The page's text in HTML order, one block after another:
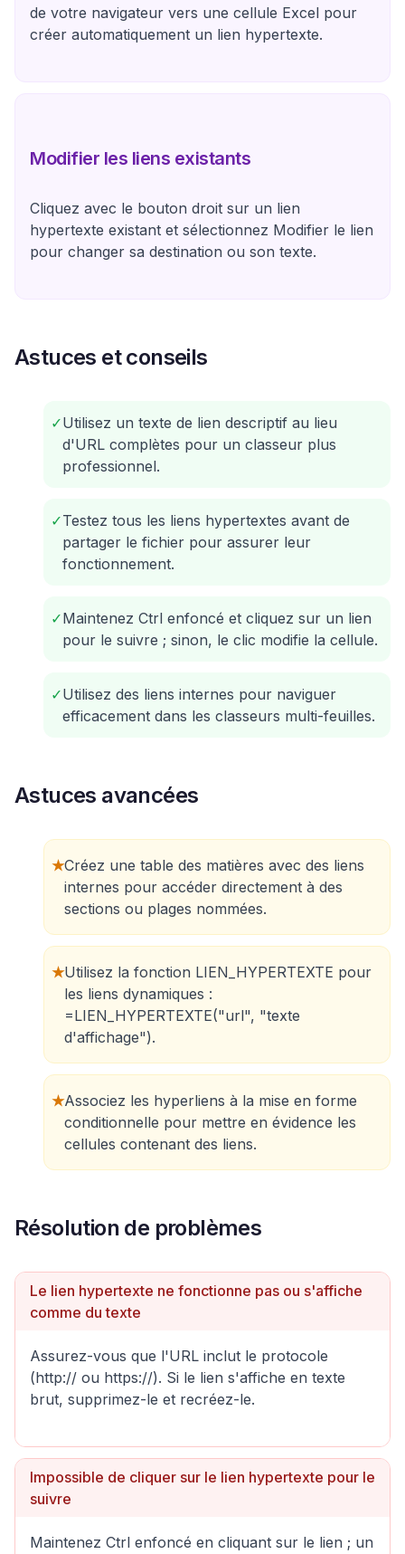
de votre navigateur vers une cellule Excel pour
créer automatiquement un lien hypertexte.
Modifier les liens existants
Cliquez avec le bouton droit sur un lien
hypertexte existant et sélectionnez Modifier le lien
pour changer sa destination ou son texte.
Astuces et conseils
✓Utilisez un texte de lien descriptif au lieu
d'URL complètes pour un classeur plus
professionnel.
✓Testez tous les liens hypertextes avant de
partager le fichier pour assurer leur
fonctionnement.
✓Maintenez Ctrl enfoncé et cliquez sur un lien
pour le suivre ; sinon, le clic modifie la cellule.
✓Utilisez des liens internes pour naviguer
efficacement dans les classeurs multi-feuilles.
Astuces avancées
★Créez une table des matières avec des liens
internes pour accéder directement à des
sections ou plages nommées.
★Utilisez la fonction LIEN_HYPERTEXTE pour
les liens dynamiques :
=LIEN_HYPERTEXTE("url", "texte
d'affichage").
★Associez les hyperliens à la mise en forme
conditionnelle pour mettre en évidence les
cellules contenant des liens.
Résolution de problèmes
Le lien hypertexte ne fonctionne pas ou s'affiche
comme du texte
Assurez-vous que l'URL inclut le protocole
(http:// ou https://). Si le lien s'affiche en texte
brut, supprimez-le et recréez-le.
Impossible de cliquer sur le lien hypertexte pour le
suivre
Maintenez Ctrl enfoncé en cliquant sur le lien ; un